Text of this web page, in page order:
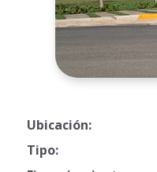
Ubicación:
Tipo: